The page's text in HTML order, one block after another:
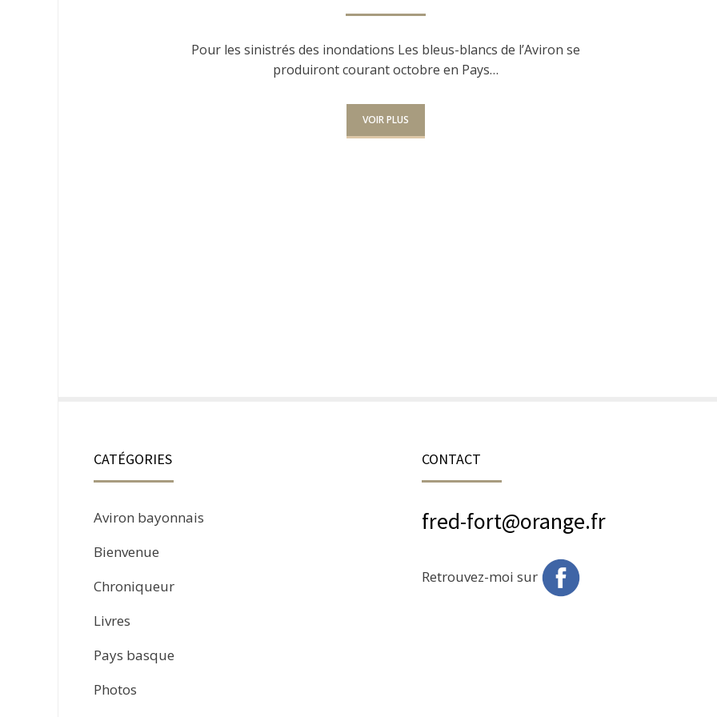
Pour les sinistrés des inondations Les bleus-blancs de l’Aviron se
produiront courant octobre en Pays…
VOIR PLUS
CATÉGORIES
Aviron bayonnais
Bienvenue
Chroniqueur
Livres
Pays basque
Photos
CONTACT
fred-fort@orange.fr
Retrouvez-moi sur